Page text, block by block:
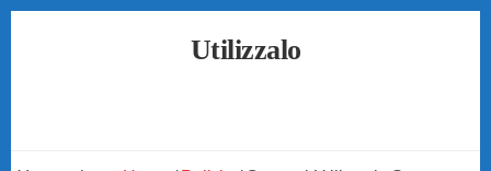
Utilizzalo